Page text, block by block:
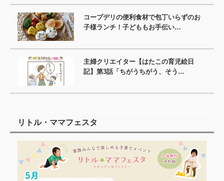
コープデリの便利食材で包丁いらずのお
子様ランチ！子どももお手伝い…
主婦クリエイター【はたこの育児絵日
記】第3話「ちがうちがう、そう…
リトル・ママフェスタ